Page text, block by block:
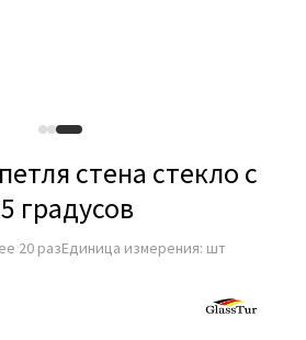
стена стекло с
градусов
20 разЕдиница измерения: шт